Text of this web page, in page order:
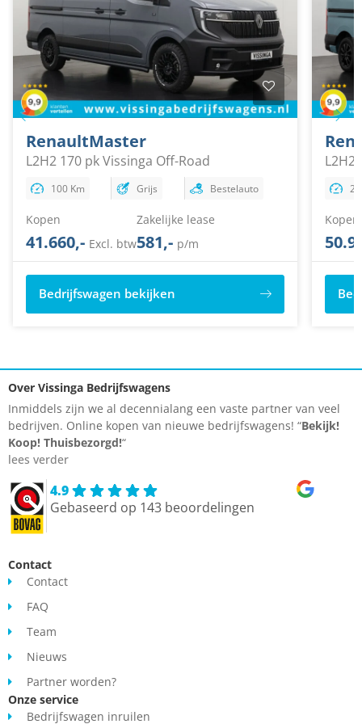
RenaultMaster
L2H2 170 pk Vissinga Off-Road
100 Km Grijs Bestelauto
Kopen
41.660,- Excl. btw
Zakelijke lease
581,- p/m
Bedrijfswagen bekijken
L2H2
Blue
Kopen
Over Vissinga Bedrijfswagens
Inmiddels zijn we al decennialang een vaste partner van veel
bedrijven. Online kopen van nieuwe bedrijfswagens! “Bekijk!
Koop! Thuisbezorgd!“
lees verder
4.9
Gebaseerd op 143 beoordelingen
Contact
Contact
FAQ
Team
Nieuws
Partner worden?
Onze service
Bedrijfswagen inruilen